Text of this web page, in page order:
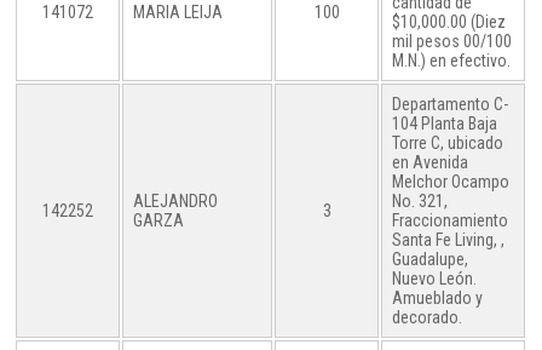
141072 MARIA LEIJA 100
$10,000.00 (Diez
mil pesos 00/100
M.N.) en efectivo.
142252
ALEJANDRO
GARZA
3
Departamento C-
104 Planta Baja
Torre C, ubicado
en Avenida
Melchor Ocampo
No. 321,
Fraccionamiento
Santa Fe Living, ,
Guadalupe,
Nuevo León.
Amueblado y
decorado.